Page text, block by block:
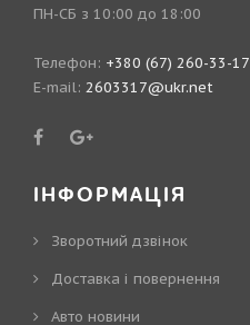
ПН-СБ з 10:00 до 18:00
Телефон: +380 (67) 260-33-17
E-mail: 2603317@ukr.net
ІНФОРМАЦІЯ
Зворотний дзвінок
Доставка і повернення
Авто новини